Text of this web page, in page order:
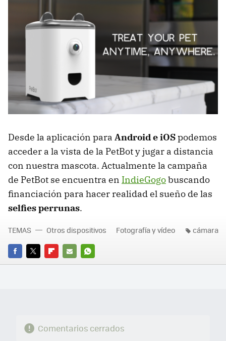
Desde la aplicación para Android e iOSpodemos
acceder a la vista de la PetBot y jugar a distancia
con nuestra mascota. Actualmente la campaña
de PetBot se encuentra en IndieGogobuscando
financiación para hacer realidad el sueño de las
selfies perrunas.
FACEBOOK
TWITTERFLIPBOARD
E-
WHATSAPP
TEMAS Otros dispositivos Fotografía y vídeo cámara
Comentarios cerrados